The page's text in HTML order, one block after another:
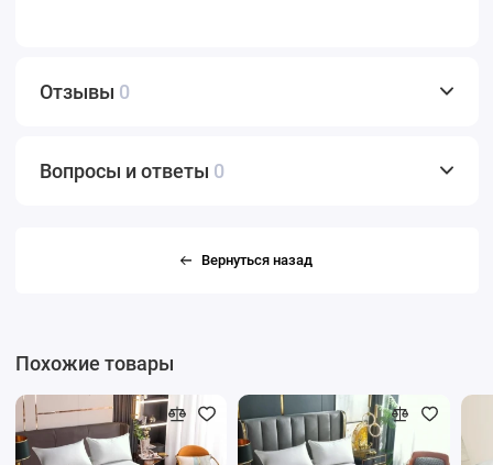
Отзывы 0
Вопросы и ответы 0
Вернуться назад
Похожие товары